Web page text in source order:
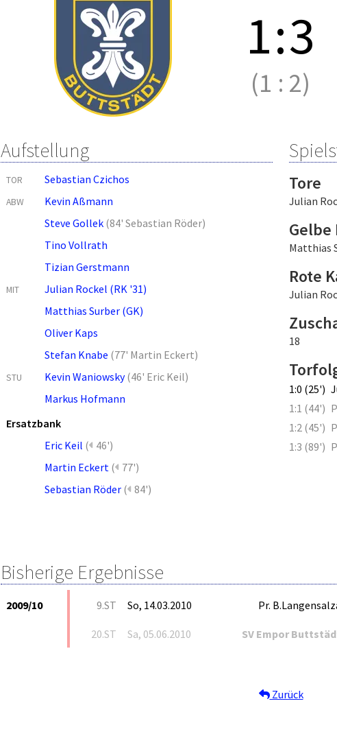
1:3
(1 : 2)
Aufstellung
TOR Sebastian Czichos
ABW
Kevin Aßmann
Steve Gollek (84' Sebastian Röder)
Tino Vollrath
Tizian Gerstmann
MIT
Julian Rockel (RK '31)
Matthias Surber (GK)
Oliver Kaps
Stefan Knabe (77' Martin Eckert)
STU Kevin Waniowsky (46' Eric Keil)
Markus Hofmann
Ersatzbank
Eric Keil ( 46')
Martin Eckert ( 77')
Sebastian Röder ( 84')
Tore
Julian
Gelbe
Matthias
Rote
Julian
18
1:0 (25')
1:1 (44')
1:2 (45')
1:3 (89')
Bisherige Ergebnisse
2009/10 9.ST So, 14.03.2010 Pr.
20.ST Sa, 05.06.2010 SV Empor
Zurück